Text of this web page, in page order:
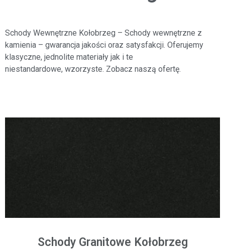
Schody Wewnętrzne Kołobrzeg – Schody wewnętrzne z
kamienia – gwarancja jakości oraz satysfakcji. Oferujemy
klasyczne, jednolite materiały jak i te
niestandardowe, wzorzyste. Zobacz naszą ofertę.
Schody Granitowe Kołobrzeg